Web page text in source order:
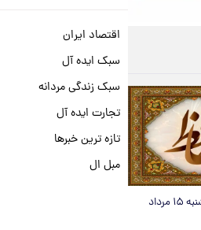
فال حافظ پنجشنبه ۱۵ مرداد
اقتصاد ایران
سبک ایده آل
سبک زندگی مردانه
تجارت ایده آل
تازه ترین خبرها
مبل ال